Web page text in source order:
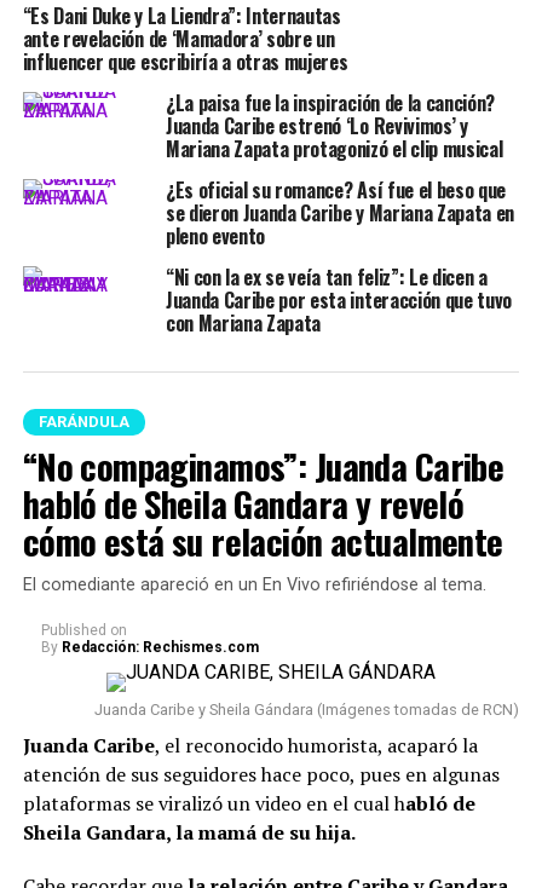
“Es Dani Duke y La Liendra”: Internautas
ante revelación de ‘Mamadora’ sobre un
influencer que escribiría a otras mujeres
¿La paisa fue la inspiración de la canción?
Juanda Caribe estrenó ‘Lo Revivimos’ y
Mariana Zapata protagonizó el clip musical
¿Es oficial su romance? Así fue el beso que
se dieron Juanda Caribe y Mariana Zapata en
pleno evento
“Ni con la ex se veía tan feliz”: Le dicen a
Juanda Caribe por esta interacción que tuvo
con Mariana Zapata
FARÁNDULA
“No compaginamos”: Juanda Caribe
habló de Sheila Gandara y reveló
cómo está su relación actualmente
El comediante apareció en un En Vivo refiriéndose al tema.
Published on
By Redacción: Rechismes.com
Juanda Caribe y Sheila Gándara (Imágenes tomadas de RCN)
Juanda Caribe, el reconocido humorista, acaparó la
atención de sus seguidores hace poco, pues en algunas
plataformas se viralizó un video en el cual habló de
Sheila Gandara, la mamá de su hija.